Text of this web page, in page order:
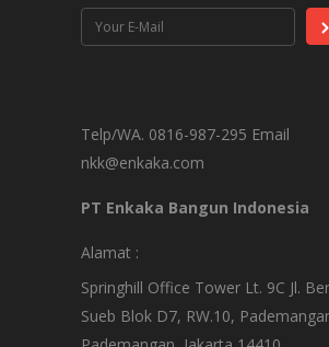
Telp/WA. 0816-987-295 Email
nkk@enkaka.com
PT Enkaka Bangun Indonesia
Alamat :
Springhill Office Tower Lt. 9C Jl.
Sueb Blok D7, RW.10,